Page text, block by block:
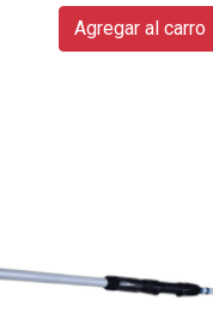
Agregar al carro